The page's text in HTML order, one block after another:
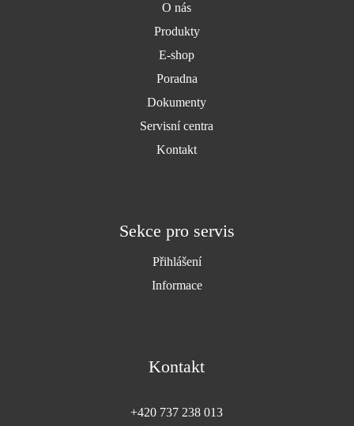
O nás
Produkty
E-shop
Poradna
Dokumenty
Servisní centra
Kontakt
Sekce pro servis
Přihlášení
Informace
Kontakt
+420 737 238 013